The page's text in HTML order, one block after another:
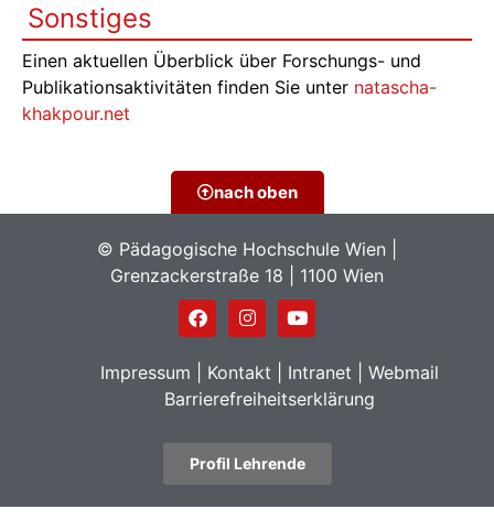
Sonstiges
Einen aktuellen Überblick über Forschungs- und
Publikationsaktivitäten finden Sie unter natascha-
khakpour.net
nach oben
© Pädagogische Hochschule Wien |
Grenzackerstraße 18 | 1100 Wien
Impressum Kontakt Intranet
Webmail
Barrierefreiheitserklärung
Profil Lehrende